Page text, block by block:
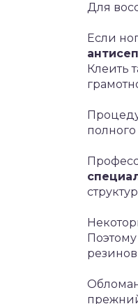
Для
Если
Клеить